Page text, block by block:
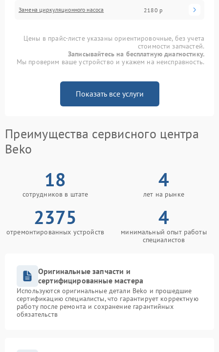
Замена циркуляционного насоса 2180 р
Цены в прайс-листе указаны ориентировочные, без учета
стоимости запчастей.
Записывайтесь на бесплатную диагностику.
Мы проверим ваше устройство и укажем на неисправность.
Показать все услуги
Преимущества сервисного центра
Beko
18
сотрудников в штате
4
лет на рынке
2375
отремонтированных устройств
4
минимальный опыт работы
специалистов
Оригинальные запчасти и
сертифицированные мастера
Используются оригинальные детали Beko и прошедшие
сертификацию специалисты, что гарантирует корректную
работу после ремонта и сохранение гарантийных
обязательств